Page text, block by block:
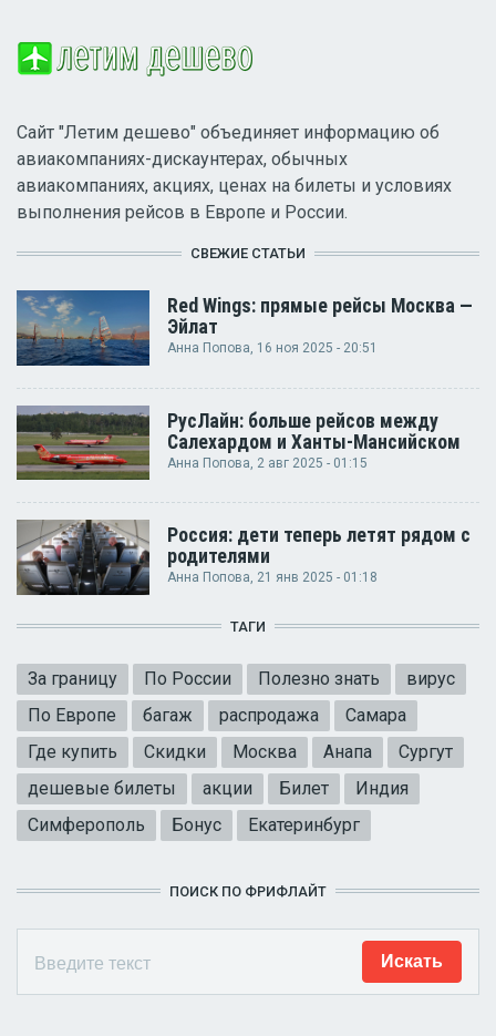
Сайт "Летим дешево" объединяет информацию об
авиакомпаниях-дискаунтерах, обычных
авиакомпаниях, акциях, ценах на билеты и условиях
выполнения рейсов в Европе и России.
СВЕЖИЕ СТАТЬИ
Red Wings: прямые рейсы Москва —
Эйлат
Анна Попова, 16 ноя 2025 - 20:51
РусЛайн: больше рейсов между
Салехардом и Ханты-Мансийском
Анна Попова , 2 авг 2025 - 01:15
Россия: дети теперь летят рядом с
родителями
Анна Попова, 21 янв 2025 - 01:18
ТАГИ
За границу По России Полезно знать
вирус
По Европе
багаж распродажа
Самара
Где купить
Скидки Москва Анапа
Сургут
дешевые билеты
акции Билет
Индия
Симферополь
Бонус Екатеринбург
ПОИСК ПО ФРИФЛАЙТ